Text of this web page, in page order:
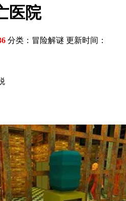
医院
分类：冒险解谜 更新时间：